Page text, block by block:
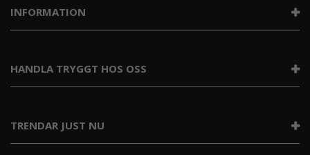
INFORMATION
TRENDAR JUST NU
HANDLA TRYGGT HOS OSS